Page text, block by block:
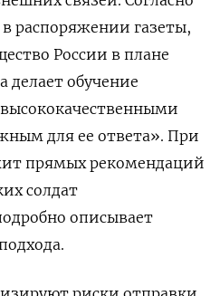
распоряжении газеты,
России в плане
делает обучение
для ее ответа». При
прямых рекомендаций
солдат
описывает